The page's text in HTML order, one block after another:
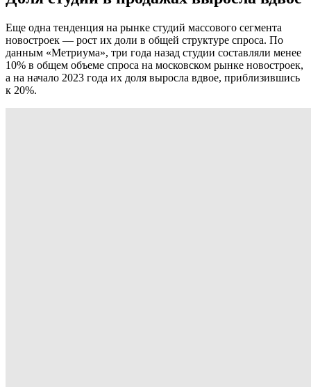
Еще одна тенденция на рынке студий массового сегмента
новостроек — рост их доли в общей структуре спроса. По
данным «Метриума», три года назад студии составляли менее
10% в общем объеме спроса на московском рынке новостроек,
а на начало 2023 года их доля выросла вдвое, приблизившись
к 20%.